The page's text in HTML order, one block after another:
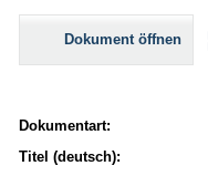
Dokument öffnen
Dokumentart:
Titel (deutsch):